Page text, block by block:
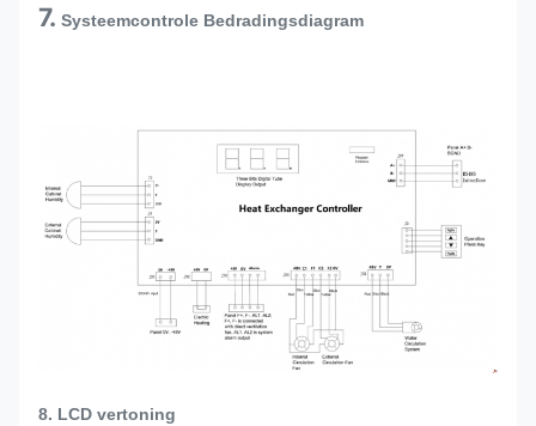
7. Systeemcontrole Bedradingsdiagram
8. LCD vertoning